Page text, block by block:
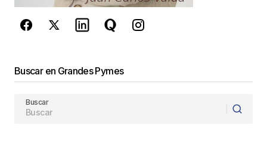
Enviar Comentario
Buscar en Grandes Pymes
Buscar